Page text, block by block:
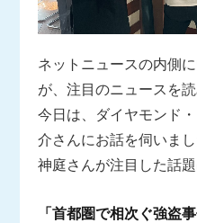
ネットニュースの内側
が、注目のニュースを読
今日は、ダイヤモンド
介さんにお話を伺いまし
神庭さんが注目した話題
「首都圏で相次ぐ強盗事